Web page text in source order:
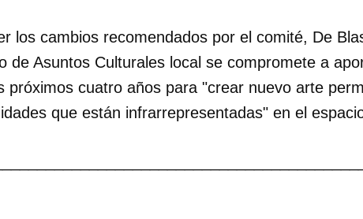
los cambios recomendados por el comité, De
de Asuntos Culturales local se compromete a
próximos cuatro años para "crear nuevo arte
que están infrarrepresentadas" en el